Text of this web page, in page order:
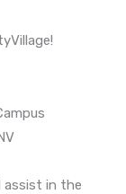
assist in the